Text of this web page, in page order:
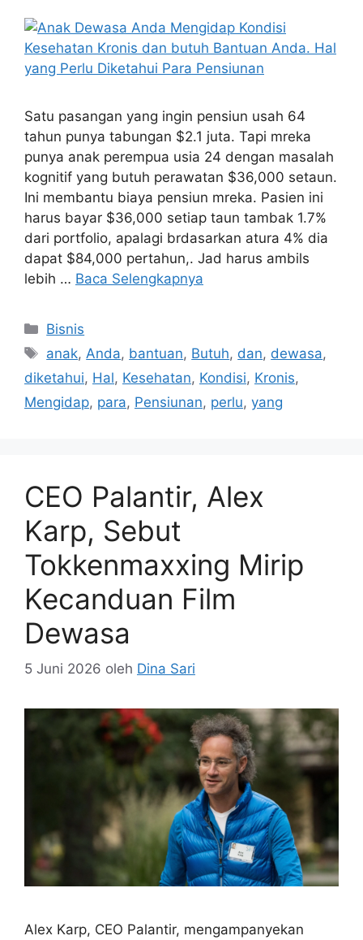
Satu pasangan yang ingin pensiun usah 64
tahun punya tabungan $2.1 juta. Tapi mreka
punya anak perempua usia 24 dengan masalah
kognitif yang butuh perawatan $36,000 setaun.
Ini membantu biaya pensiun mreka. Pasien ini
harus bayar $36,000 setiap taun tambak 1.7%
dari portfolio, apalagi brdasarkan atura 4% dia
dapat $84,000 pertahun,. Jad harus ambils
lebih … Baca Selengkapnya
Kategori
Bisnis
Tag
anak, Anda, bantuan, Butuh, dan, dewasa,
diketahui, Hal, Kesehatan, Kondisi, Kronis,
Mengidap, para, Pensiunan, perlu, yang
CEO Palantir, Alex
Karp, Sebut
Tokkenmaxxing Mirip
Kecanduan Film
Dewasa
5 Juni 2026 oleh Dina Sari
Alex Karp, CEO Palantir, mengampanyekan